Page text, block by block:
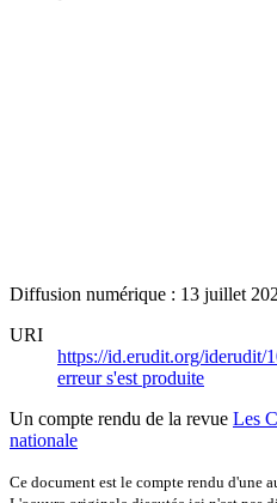
Diffusion numérique : 13 juillet
URI
https://id.erudit.org/iderudit/
erreur s'est produite
Un compte rendu de la revue Les
nationale
Ce document est le compte rendu d'une